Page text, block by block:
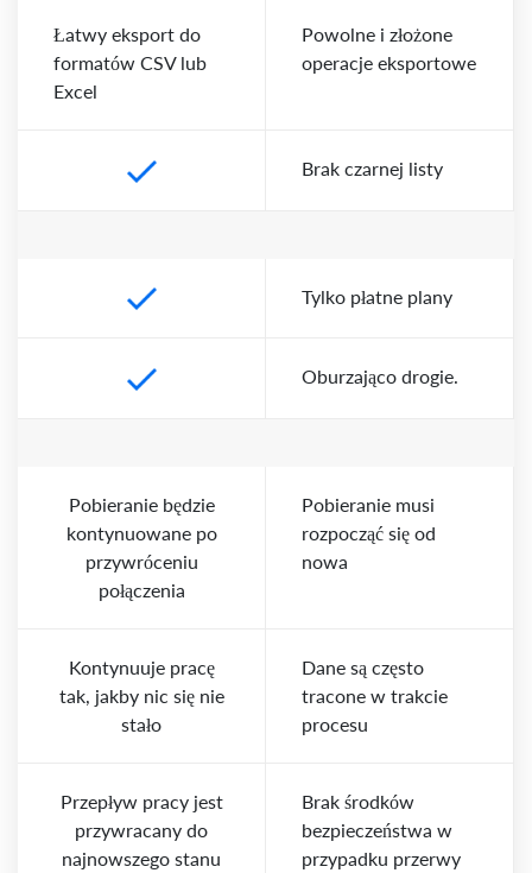
Łatwy eksport do
formatów CSV lub
Excel
Powolne i złożone
operacje eksportowe
Brak czarnej listy
Tylko płatne plany
Oburzająco drogie.
Pobieranie będzie
kontynuowane po
przywróceniu
połączenia
Pobieranie musi
rozpocząć się od
nowa
Kontynuuje pracę
tak, jakby nic się nie
stało
Dane są często
tracone w trakcie
procesu
Przepływ pracy jest
przywracany do
najnowszego stanu
Brak środków
bezpieczeństwa w
przypadku przerwy